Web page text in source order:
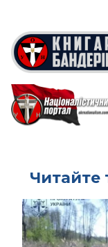
Читайте